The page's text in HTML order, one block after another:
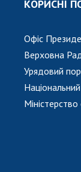
КОРИСНІ
Офіс
Верховна
Урядовий
Міністерство